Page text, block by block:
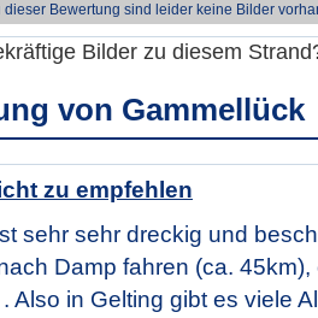
dieser Bewertung sind leider keine Bilder
Bilder zu diesem
von Gammellück
zu empfehlen
sehr sehr dreckig und
Damp fahren (ca. 45km),
Also in Gelting gibt es viele